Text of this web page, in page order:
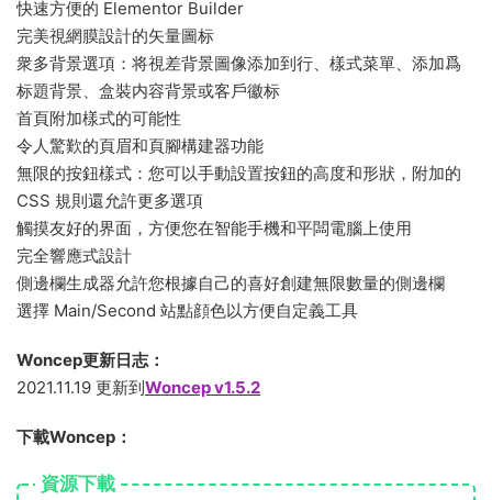
快速方便的 Elementor Builder
完美視網膜設計的矢量圖标
衆多背景選項：将視差背景圖像添加到行、樣式菜單、添加爲
标題背景、盒裝内容背景或客戶徽标
首頁附加樣式的可能性
令人驚歎的頁眉和頁腳構建器功能
無限的按鈕樣式：您可以手動設置按鈕的高度和形狀，附加的
CSS 規則還允許更多選項
觸摸友好的界面，方便您在智能手機和平闆電腦上使用
完全響應式設計
側邊欄生成器允許您根據自己的喜好創建無限數量的側邊欄
選擇 Main/Second 站點顔色以方便自定義工具
Woncep更新日志：
2021.11.19 更新到Woncep v1.5.2
下載Woncep：
資源下載